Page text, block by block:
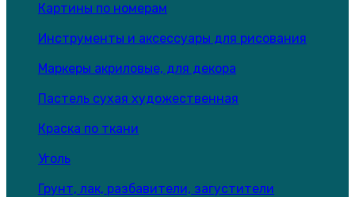
Картины по номерам
Инструменты и аксессуары для рисования
Маркеры акриловые, для декора
Пастель сухая художественная
Краска по ткани
Уголь
Грунт, лак, разбавители, загустители